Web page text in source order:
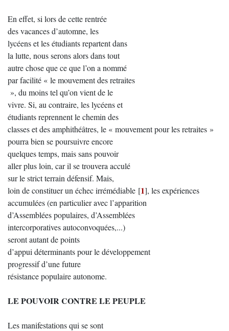
En effet, si lors de cette rentrée
des vacances d’automne, les
lycéens et les étudiants repartent dans
la lutte, nous serons alors dans tout
autre chose que ce que l’on a nommé
par facilité « le mouvement des retraites
», du moins tel qu’on vient de le
vivre. Si, au contraire, les lycéens et
étudiants reprennent le chemin des
classes et des amphithéâtres, le « mouvement pour les retraites »
pourra bien se poursuivre encore
quelques temps, mais sans pouvoir
aller plus loin, car il se trouvera acculé
sur le strict terrain défensif. Mais,
loin de constituer un échec irrémédiable [1], les expériences
accumulées (en particulier avec l’apparition
d’Assemblées populaires, d’Assemblées
intercorporatives autoconvoquées,...)
seront autant de points
d’appui déterminants pour le développement
progressif d’une future
résistance populaire autonome.
LE POUVOIR CONTRE LE PEUPLE
Les manifestations qui se sont